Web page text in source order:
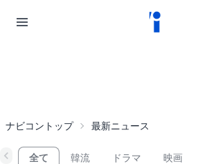
ナビコントップ 最新ニュース
全て 韓流 ドラマ 映画